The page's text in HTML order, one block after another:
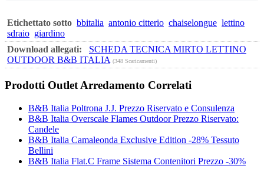
Etichettato sotto bbitalia antonio citterio chaiselongue lettino
sdraio giardino
Download allegati:
SCHEDA TECNICA MIRTO LETTINO
OUTDOOR B&B ITALIA (348 Scaricamenti)
Prodotti Outlet Arredamento Correlati
B&B Italia Poltrona J.J. Prezzo Riservato e Consulenza
B&B Italia Overscale Flames Outdoor Prezzo Riservato:
Candele
B&B Italia Camaleonda Exclusive Edition -28% Tessuto
Bellini
B&B Italia Flat.C Frame Sistema Contenitori Prezzo -30%